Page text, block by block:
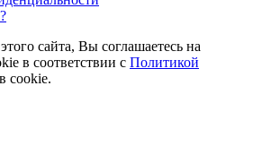
сайта, Вы соглашаетесь на
в соответствии с Политикой
cookie.